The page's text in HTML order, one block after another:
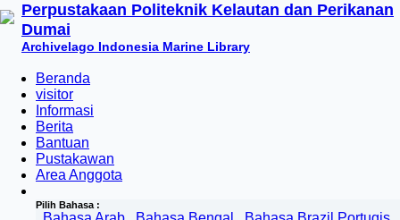
Perpustakaan Politeknik Kelautan dan Perikanan
Dumai
Archivelago Indonesia Marine Library
Beranda
visitor
Informasi
Berita
Bantuan
Pustakawan
Area Anggota
Pilih Bahasa :